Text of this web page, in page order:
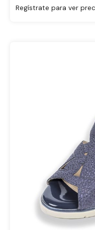
Regístrate para ver